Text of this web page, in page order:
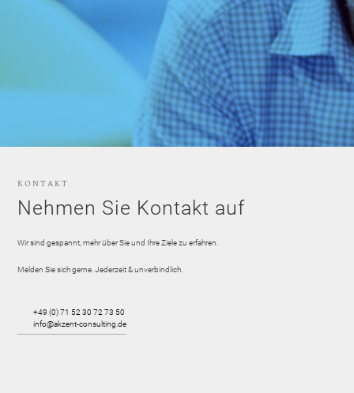
KONTAKT
Nehmen Sie Kontakt auf
Wir sind gespannt, mehr über Sie und Ihre Ziele zu erfahren.
Melden Sie sich gerne. Jederzeit & unverbindlich.
+49 (0) 71 52 30 72 73 50
info@akzent-consulting.de